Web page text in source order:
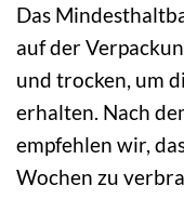
Das
auf der
und trocken, um
erhalten. Nach
empfehlen wir,
Wochen zu